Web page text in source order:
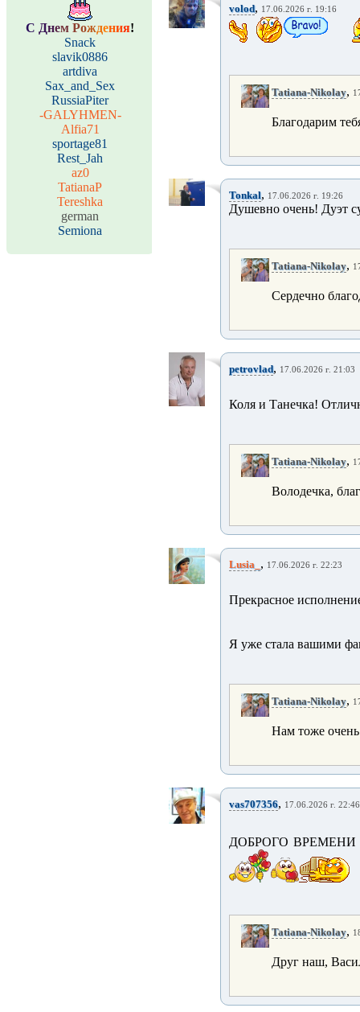
С Днем Рождения!
Snack
slavik0886
artdiva
Sax_and_Sex
RussiaPiter
-GALYHMEN-
Alfia71
sportage81
Rest_Jah
az0
TatianaP
Tereshka
german
Semiona
volod, 17.06.2026 г. 19:16
Tatiana-Nikolay,
Благодарим
Tonkal, 17.06.2026 г. 19:26
Душевно очень! Дуэт
Tatiana-Nikolay,
Сердечно
petrovlad, 17.06.2026 г. 21:03
Коля и Танечка!
Tatiana-Nikolay,
Володечка,
Lusia_ , 17.06.2026 г. 22:23
Прекрасное
Я уже стала вашими
Tatiana-Nikolay,
Нам тоже
vas707356, 17.06.2026 г. 22:46
ДОБРОГО
Tatiana-Nikolay,
Друг наш,